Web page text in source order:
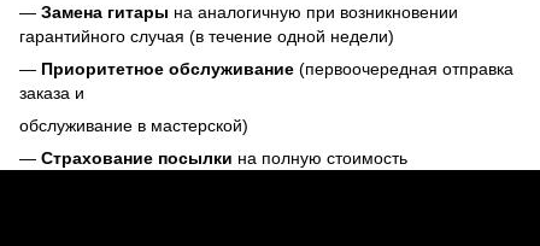
— Замена гитары на аналогичную при возникновении
гарантийного случая (в течение одной недели)
— Приоритетное обслуживание (первоочередная отправка
заказа и
обслуживание в мастерской)
— Страхование посылки на полную стоимость